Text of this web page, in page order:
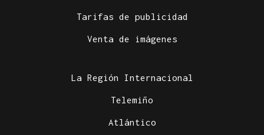
Tarifas de publicidad
Venta de imágenes
La Región Internacional
Telemiño
Atlántico